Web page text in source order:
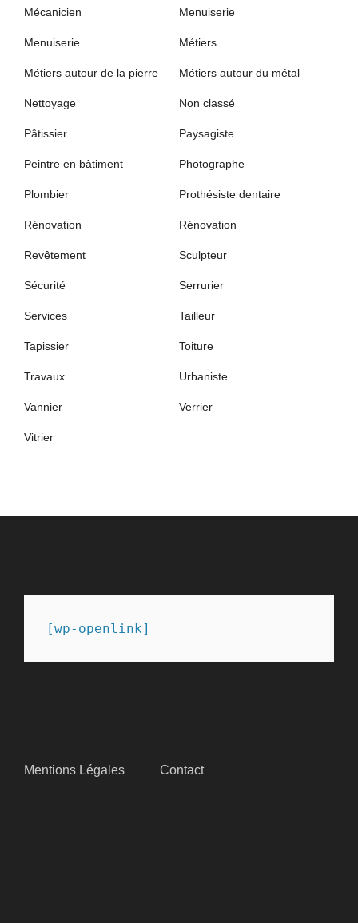
Mécanicien Menuiserie
Menuiserie Métiers
Métiers autour de la pierre Métiers autour du métal
Nettoyage Non classé
Pâtissier Paysagiste
Peintre en bâtiment Photographe
Plombier Prothésiste dentaire
Rénovation Rénovation
Revêtement Sculpteur
Sécurité Serrurier
Services Tailleur
Tapissier Toiture
Travaux Urbaniste
Vannier Verrier
Vitrier
[wp-openlink]
Mentions Légales Contact